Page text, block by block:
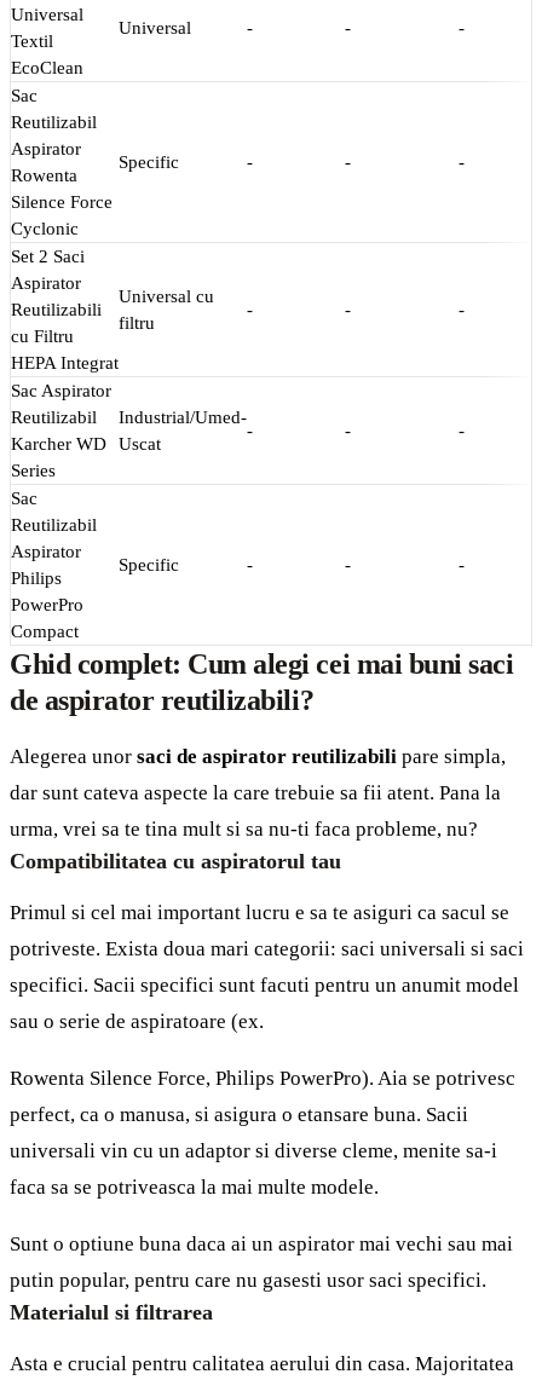
Universal
Textil
EcoClean
Universal - - -
Sac
Reutilizabil
Aspirator
Rowenta
Silence Force
Cyclonic
Specific - - -
Set 2 Saci
Aspirator
Reutilizabili
cu Filtru
HEPA Integrat
Universal cu
filtru
- - -
Sac Aspirator
Reutilizabil
Karcher WD
Series
Industrial/Umed-
Uscat
- - -
Sac
Reutilizabil
Aspirator
Philips
PowerPro
Compact
Specific - - -
Ghid complet: Cum alegi cei mai buni saci
de aspirator reutilizabili?
Alegerea unor saci de aspirator reutilizabili pare simpla,
dar sunt cateva aspecte la care trebuie sa fii atent. Pana la
urma, vrei sa te tina mult si sa nu-ti faca probleme, nu?
Compatibilitatea cu aspiratorul tau
Primul si cel mai important lucru e sa te asiguri ca sacul se
potriveste. Exista doua mari categorii: saci universali si saci
specifici. Sacii specifici sunt facuti pentru un anumit model
sau o serie de aspiratoare (ex.
Rowenta Silence Force, Philips PowerPro). Aia se potrivesc
perfect, ca o manusa, si asigura o etansare buna. Sacii
universali vin cu un adaptor si diverse cleme, menite sa-i
faca sa se potriveasca la mai multe modele.
Sunt o optiune buna daca ai un aspirator mai vechi sau mai
putin popular, pentru care nu gasesti usor saci specifici.
Materialul si filtrarea
Asta e crucial pentru calitatea aerului din casa. Majoritatea